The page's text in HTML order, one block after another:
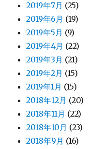
2019年7月 (25)
2019年6月 (19)
2019年5月 (9)
2019年4月 (22)
2019年3月 (21)
2019年2月 (15)
2019年1月 (15)
2018年12月 (20)
2018年11月 (22)
2018年10月 (23)
2018年9月 (16)